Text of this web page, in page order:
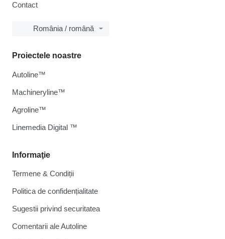
Contact
România / română
Informaţie
Termene & Condiții
Politica de confidențialitate
Sugestii privind securitatea
Comentarii ale Autoline
Proiectele noastre
Autoline™
Machineryline™
Agroline™
Linemedia Digital ™